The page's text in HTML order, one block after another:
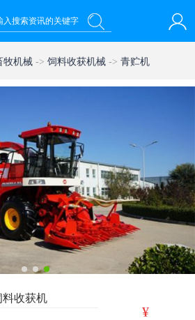
欢迎来到西部农机网
牧机械 -> 饲料收获机械 -> 青贮机
料收获机
¥